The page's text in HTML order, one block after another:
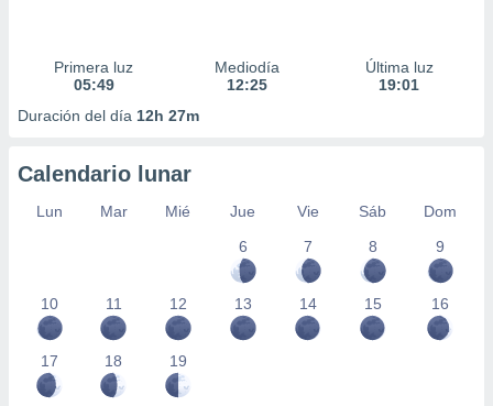
Primera luz
05:49
Mediodía
12:25
Última luz
19:01
Duración del día 12h 27m
Calendario lunar
Lun Mar Mié Jue Vie Sáb
Dom
6
7 8 9
10 11 12 13 14 15 16
17 18 19